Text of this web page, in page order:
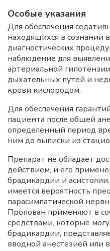
Особые указания
Для обеспечения
находящихся в сознании
диагностических
наблюдение для
артериальной
дыхательных путей и
крови кислородом.
Для обеспечения
пациента после общей
определенный период
ним до выписки из
Препарат не обладает
действием, и его
брадикардии и асистолии.
имеется вероятность
парасимпатической
Пропован применяют в
средствами, которые
брадикардии,
вводной анестезией или